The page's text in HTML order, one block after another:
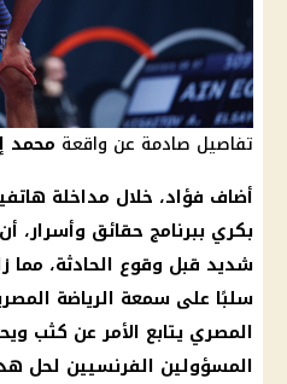
تفاصيل صادمة عن واقعة محمد
أضاف فؤاد، خلال مداخلة
بكري ببرنامج حقائق وأسرار،
شديد قبل وقوع الحادثة، مما
سلبًا على سمعة الرياضة
المصري يتابع الأمر عن كثب
المسؤولين الفرنسيين لحل